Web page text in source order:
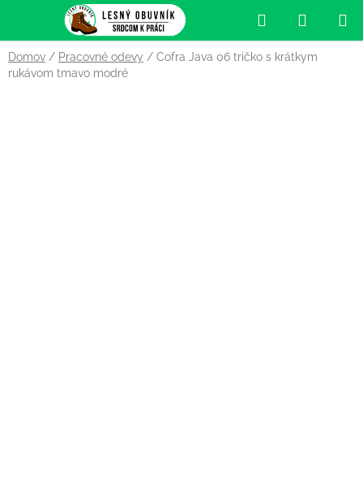
obsah
Hľadať
KOŠÍK
Domov / Pracovné odevy / Cofra Java 06 tričko s krátkym
rukávom tmavo modré